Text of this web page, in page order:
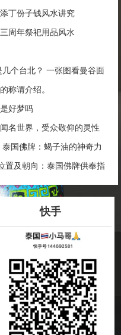
丁份子钱风水讲究
周年祭祀用品风水
个台北？ 一张图看曼谷面
称谓介绍。
好梦吗
名世界，受众敬仰的灵性
国佛牌：蝎子油的神奇力
置及朝向：泰国佛牌供奉指
快手